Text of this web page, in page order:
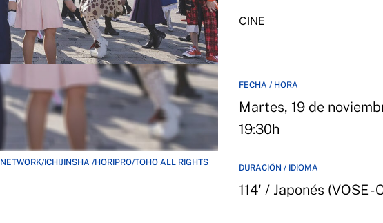
ICHIJINSHA /HORIPRO/TOHO ALL RIGHTS
CINE
FECHA / HORA
Martes, 19 de
19:30h
DURACIÓN / IDIOMA
114' / Japonés (VOSE -